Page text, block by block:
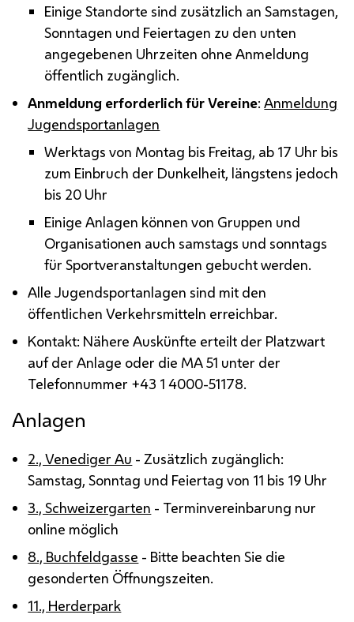
Einige Standorte sind zusätzlich an Samstagen,
Sonntagen und Feiertagen zu den unten
angegebenen Uhrzeiten ohne Anmeldung
öffentlich zugänglich.
Anmeldung erforderlich für Vereine:Anmeldung
Jugendsportanlagen
Werktags von Montag bis Freitag, ab 17 Uhr bis
zum Einbruch der Dunkelheit, längstens jedoch
bis 20 Uhr
Einige Anlagen können von Gruppen und
Organisationen auch samstags und sonntags
für Sportveranstaltungen gebucht werden.
Alle Jugendsportanlagen sind mit den
öffentlichen Verkehrsmitteln erreichbar.
Kontakt: Nähere Auskünfte erteilt der Platzwart
auf der Anlage oder die MA51 unter der
Telefonnummer +43 1 4000-51178.
Anlagen
2., Venediger Au - Zusätzlich zugänglich:
Samstag, Sonntag und Feiertag von 11 bis 19 Uhr
3., Schweizergarten - Terminvereinbarung nur
online möglich
8., Buchfeldgasse - Bitte beachten Sie die
gesonderten Öffnungszeiten.
11., Herderpark